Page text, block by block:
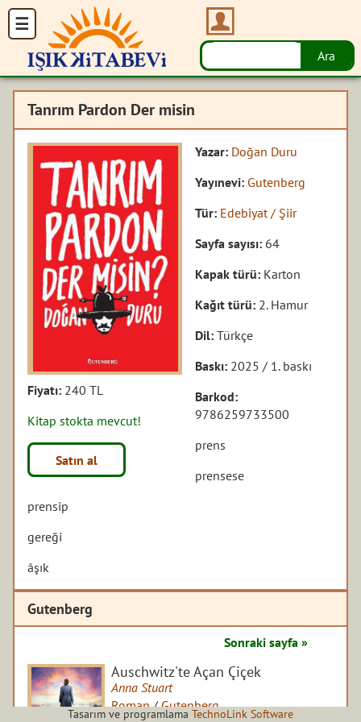
Tanrım Pardon Der misin
Fiyatı: 240 TL
Kitap stokta mevcut!
Satın al
Yazar: Doğan Duru
Yayınevi: Gutenberg
Tür: Edebiyat / Şiir
Sayfa sayısı: 64
Kapak türü: Karton
Kağıt türü: 2. Hamur
Dil:Türkçe
Baskı: 2025 / 1. baskı
Barkod:
9786259733500
prens
prensese
prensip
gereği
âşık
Gutenberg
Sonraki sayfa »
Auschwitz'te Açan Çiçek
Anna Stuart
Roman/Gutenberg
Tasarım ve programlama TechnoLink Software